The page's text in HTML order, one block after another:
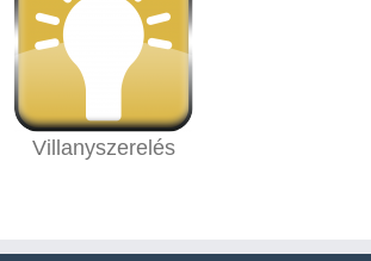
Villanyszerelés